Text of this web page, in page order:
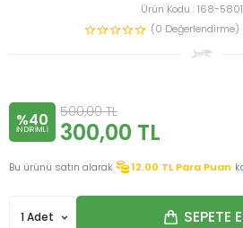
Ürün Kodu :168-
(0 Değerlendirme)
%40
INDIRIMLI
500,00TL
300,00 TL
Bu ürünü satın alarak
12.00 TL Para Puan
SEPETE